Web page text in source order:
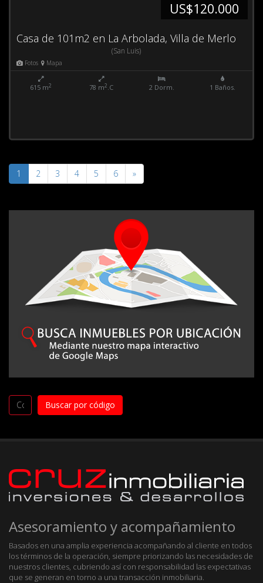
US$120.000
Casa de 101m2 en La Arbolada, Villa de Merlo
(San Luis)
Fotos Mapa
615 m2 78 m2.C 2 Dorm. 1 Baños.
1 2 3 4 5 6 »
Asesoramiento y acompañamiento
Basados en una amplia experiencia acompañando al cliente en todos
los términos de la operación, siempre priorizando las necesidades de
nuestros clientes, cubriendo así con responsabilidad las expectativas
que se generan en torno a una transacción inmobiliaria.